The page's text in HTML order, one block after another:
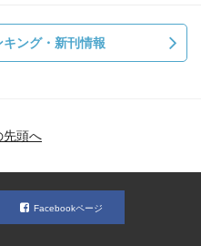
ング・新刊情報
先頭へ
Facebookページ